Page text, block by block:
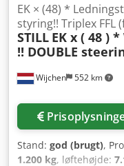
Wijchen 552 km
EK × (48) *
styring!! Triplex FFL
STILL EK x ( 48 )
!! DOUBLE
Stand: god (brugt),
1.200 kg, løftehøjde: